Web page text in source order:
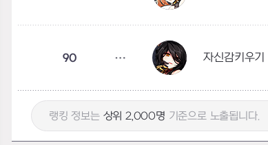
90 자신감키우기
랭킹 정보는 상위 2,000명 기준으로 노출됩니다.